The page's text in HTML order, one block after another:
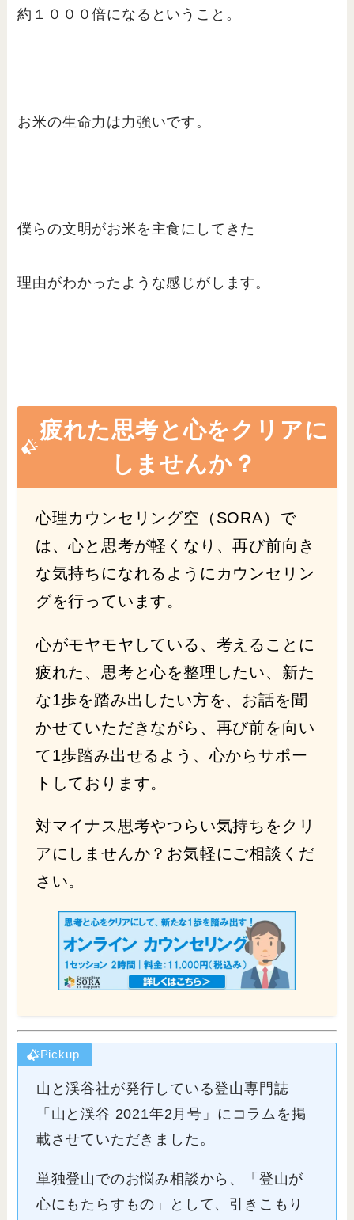
約１０００倍になるということ。
お米の生命力は力強いです。
僕らの文明がお米を主食にしてきた
理由がわかったような感じがします。
疲れた思考と心をクリアに
しませんか？
心理カウンセリング空（SORA）で
は、心と思考が軽くなり、再び前向き
な気持ちになれるようにカウンセリン
グを行っています。
心がモヤモヤしている、考えることに
疲れた、思考と心を整理したい、新た
な1歩を踏み出したい方を、お話を聞
かせていただきながら、再び前を向い
て1歩踏み出せるよう、心からサポー
トしております。
対マイナス思考やつらい気持ちをクリ
アにしませんか？お気軽にご相談くだ
さい。
Pickup
山と渓谷社が発行している登山専門誌
「山と渓谷 2021年2月号」にコラムを掲
載させていただきました。
単独登山でのお悩み相談から、「登山が
心にもたらすもの」として、引きこもり